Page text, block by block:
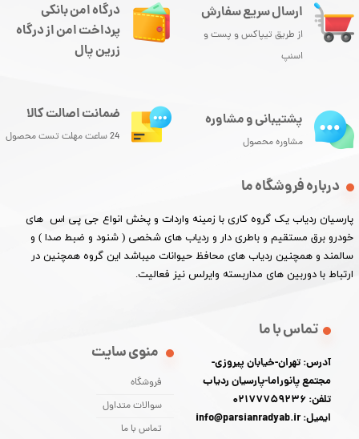
ارسال سریع سفارش
از طریق تیپاکس و پست و
اسنپ
درباره فروشگاه ما
پارسیان ردیاب یک گروه کاری با زمینه واردات و پخش انواع جی پی اس های
خودرو برق مستقیم و باطری دار و ردیاب های شخصی ( شنود و ضبط صدا ) و
سالمند و همچنین ردیاب های محافظ حیوانات میباشد این گروه همچنین در
ارتباط با دوربین های مداربسته وایرلس نیز فعالیت.​​​​​​​
منوی سایت
فروشگاه
سوالات متداول
تماس با ما
تماس با ما
آدرس: تهران-خیابان پیروزی-
مجتمع پانوراما-پارسیان ردیاب
تلفن: 02177759236
ایمیل: info@parsianradyab.ir
درگاه امن بانکی
پرداخت امن از درگاه
زرین پال
پشتیبانی و مشاوره
مشاوره محصول
ضمانت اصالت کالا
24 ساعت مهلت تست محصول